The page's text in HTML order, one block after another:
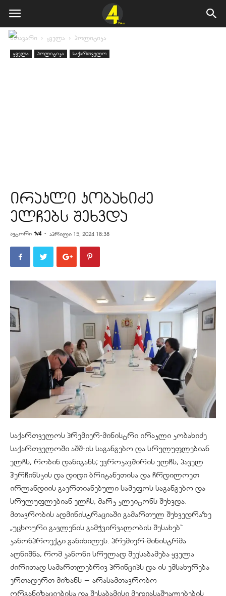
მთავარი ყველა პოლიტიკა
ყველა პოლიტიკა საქართველო
ირაკლი კობახიძე
ელჩებს შეხვდა
ავტორი tv4 - აპრილი 15, 2024 18:38
საქართველოს პრემიერ-მინისტრი ირაკლი კობახიძე
საქართველოში აშშ-ის საგანგებო და სრულუფლებიან
ელჩს, რობინ დანიგანს; ევროკავშირის ელჩს, პაველ
ჰერჩინსკის და დიდი ბრიტანეთისა და ჩრდილოეთ
ირლანდიის გაერთიანებული სამეფოს საგანგებო და
სრულუფლებიან ელჩს, მარკ კლეიტონს შეხვდა.
მთავრობის ადმინისტრაციაში გამართულ შეხვედრაზე
„უცხოური გავლენის გამჭვირვალობის შესახებ“
კანონპროექტი განიხილეს. პრემიერ-მინისტრმა
აღნიშნა, რომ კანონი სრულად შეესაბამება ყველა
ძირითად სამართლებრივ პრინციპს და ის ემსახურება
ერთადერთ მიზანს − არასამთავრობო
ორგანიზაციებისა და შესაბამისი მედიასაშუალებების